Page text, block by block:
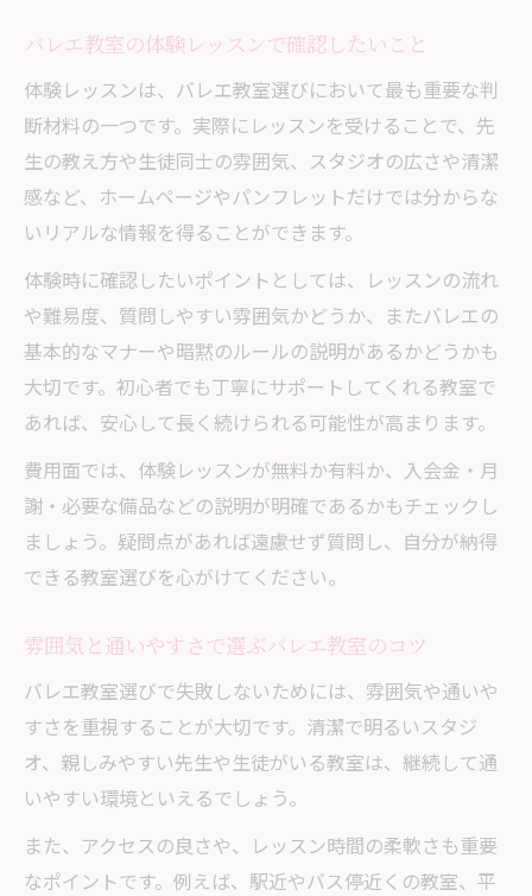
バレエ教室の体験レッスンで確認したいこと
体験レッスンは、バレエ教室選びにおいて最も重要な判
断材料の一つです。実際にレッスンを受けることで、先
生の教え方や生徒同士の雰囲気、スタジオの広さや清潔
感など、ホームページやパンフレットだけでは分からな
いリアルな情報を得ることができます。
体験時に確認したいポイントとしては、レッスンの流れ
や難易度、質問しやすい雰囲気かどうか、またバレエの
基本的なマナーや暗黙のルールの説明があるかどうかも
大切です。初心者でも丁寧にサポートしてくれる教室で
あれば、安心して長く続けられる可能性が高まります。
費用面では、体験レッスンが無料か有料か、入会金・月
謝・必要な備品などの説明が明確であるかもチェックし
ましょう。疑問点があれば遠慮せず質問し、自分が納得
できる教室選びを心がけてください。
雰囲気と通いやすさで選ぶバレエ教室のコツ
バレエ教室選びで失敗しないためには、雰囲気や通いや
すさを重視することが大切です。清潔で明るいスタジ
オ、親しみやすい先生や生徒がいる教室は、継続して通
いやすい環境といえるでしょう。
また、アクセスの良さや、レッスン時間の柔軟さも重要
なポイントです。例えば、駅近やバス停近くの教室、平